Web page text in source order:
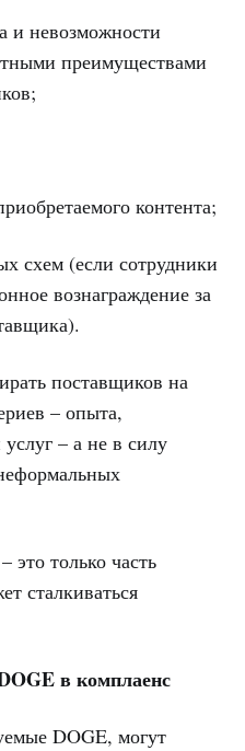
невозможности
преимуществами
контента;
(если сотрудники
вознаграждение за
поставщиков на
– опыта,
– а не в силу
только часть
сталкиваться
в комплаенс
DOGE, могут